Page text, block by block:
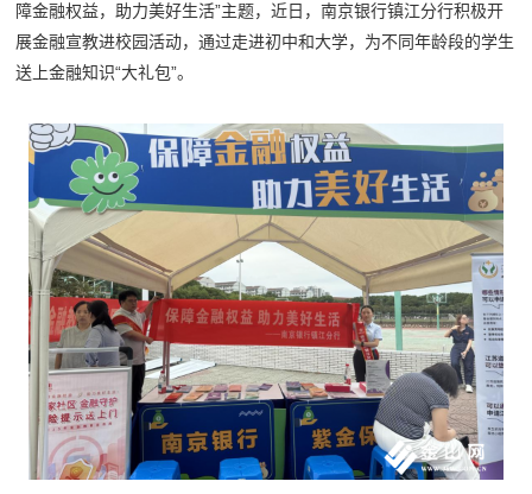
障金融权益，助力美好生活”主题，近日，南京银行镇江分行积极开
展金融宣教进校园活动，通过走进初中和大学，为不同年龄段的学生
送上金融知识“大礼包”。